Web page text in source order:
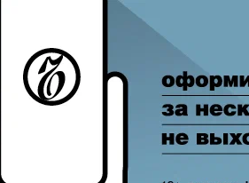
www.kommersant.ru/ad